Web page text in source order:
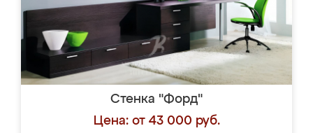
Стенка "Форд"
Цена: от 43 000 руб.